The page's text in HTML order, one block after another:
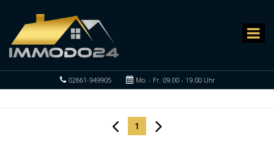
02661-949905 Mo. - Fr. 09.00 - 19.00 Uhr
1